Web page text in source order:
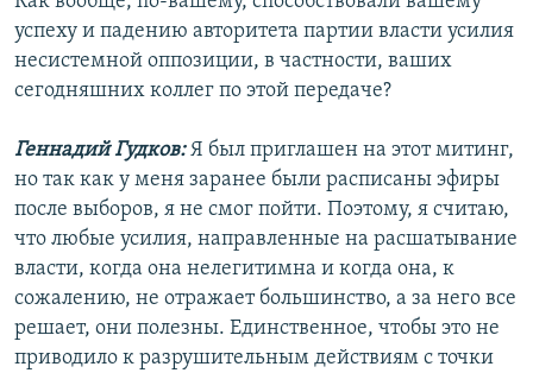
успеху и падению авторитета партии власти усилия
несистемной оппозиции, в частности, ваших
сегодняшних коллег по этой передаче?
Геннадий Гудков:Я был приглашен на этот митинг,
но так как у меня заранее были расписаны эфиры
после выборов, я не смог пойти. Поэтому, я считаю,
что любые усилия, направленные на расшатывание
власти, когда она нелегитимна и когда она, к
сожалению, не отражает большинство, а за него все
решает, они полезны. Единственное, чтобы это не
приводило к разрушительным действиям с точки